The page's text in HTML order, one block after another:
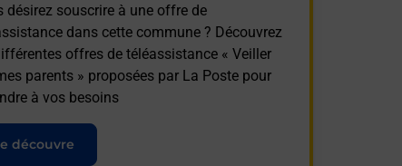
désirez souscrire à une offre de
dans cette commune ? Découvrez
offres de téléassistance « Veiller
parents » proposées par La Poste pour
à vos besoins
découvre